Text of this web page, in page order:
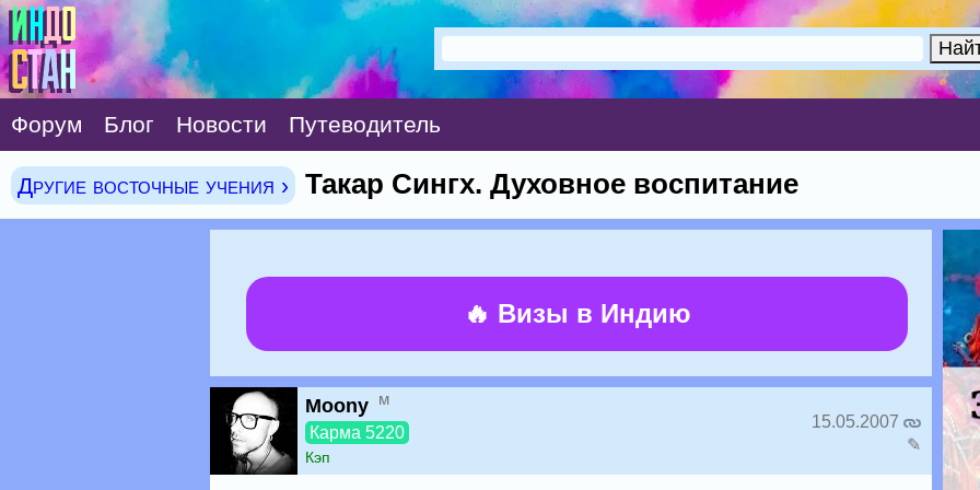
Форум Блог Новости Путеводитель
Другие восточные учения › Такар Сингх. Духовное воспитание
🔥 Визы в Индию
Moony м
Карма 5220
Кэп
15.05.2007
✎